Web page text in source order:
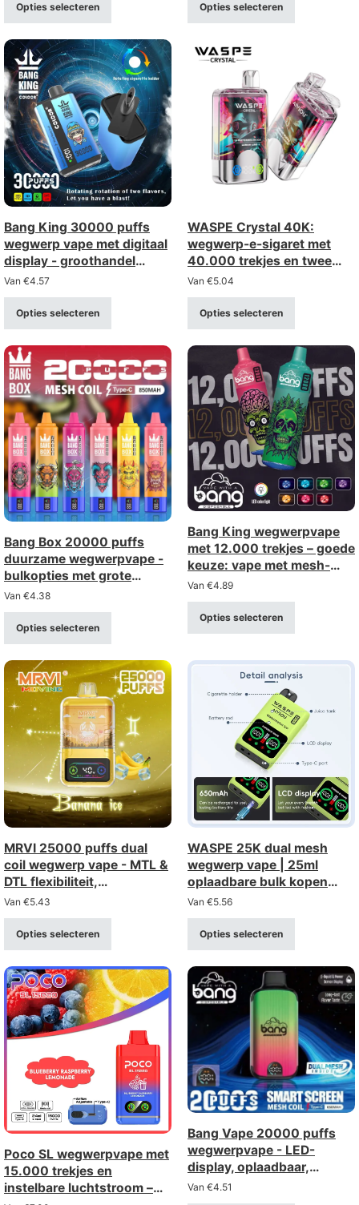
Opties selecteren Opties selecteren
Bang King 30000 puffs
wegwerp vape met digitaal
display - groothandel
bulklevering
Van €4.57
Opties selecteren
WASPE Crystal 40K:
wegwerp-e-sigaret met
40.000 trekjes en twee
opties (dubbele optie) –
groothandel in bulk
Van €5.04
Opties selecteren
Bang Box 20000 puffs
duurzame wegwerpvape -
bulkopties met grote
korting
Van €4.38
Opties selecteren
Bang King wegwerpvape
met 12.000 trekjes – goede
keuze: vape met mesh-
spiraal, in bulk kopen,
groothandel
Van €4.89
Opties selecteren
MRVI 25000 puffs dual
coil wegwerp vape - MTL &
DTL flexibiliteit,
groothandel bulk kopen
Van €5.43
Opties selecteren
WASPE 25K dual mesh
wegwerp vape | 25ml
oplaadbare bulk kopen
groothandel
Van €5.56
Opties selecteren
Poco SL wegwerpvape met
15.000 trekjes en
instelbare luchtstroom –
Bang Vape 20000 puffs
wegwerpvape - LED-
display, oplaadbaar,
gaasbobine
Van €4.51